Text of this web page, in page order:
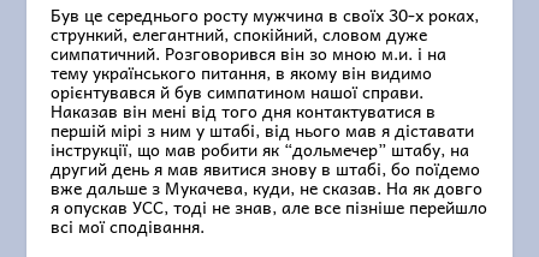
Був це середнього росту мужчина в своїх 30-х роках,
стрункий, елегантний, спокійний, словом дуже
симпатичний. Розговорився він зо мною м.и. і на
тему українського питання, в якому він видимо
орієнтувався й був симпатином нашої справи.
Наказав він мені від того дня контактуватися в
першій мірі з ним у штабі, від нього мав я діставати
інструкції, що мав робити як “дольмечер” штабу, на
другий день я мав явитися знову в штабі, бо поїдемо
вже дальше з Мукачева, куди, не сказав. На як довго
я опускав УСС, тоді не знав, але все пізніше перейшло
всі мої сподівання.